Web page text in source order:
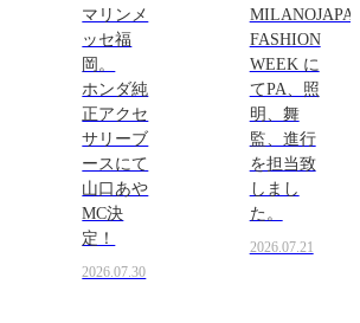
マリンメ
ッセ福
岡。
ホンダ純
正アクセ
サリーブ
ースにて
山口あや
MC決
定！
2026.07.30
FASHION
WEEK に
てPA、照
明、舞
監、進行
を担当致
しまし
た。
2026.07.21